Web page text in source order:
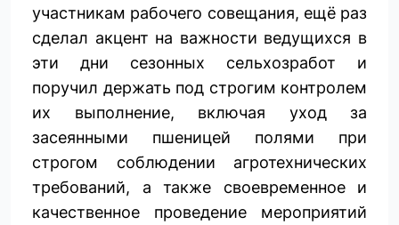
участникам рабочего совещания, ещё раз
сделал акцент на важности ведущихся в
эти дни сезонных сельхозработ и
поручил держать под строгим конт­ролем
их выполнение, включая уход за
засеянными пшеницей полями при
строгом соблюдении агротехнических
требований, а также своевременное и
качественное проведение мероприятий